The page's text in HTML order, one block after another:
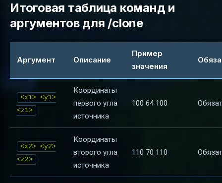
Итоговая таблица команд и
аргументов для /clone
Аргумент Описание
Пример
значения
<x1> <y1>
<z1>
Координаты
первого угла
источника
100 64 100
<x2> <y2>
<z2>
Координаты
второго угла
источника
110 70 110